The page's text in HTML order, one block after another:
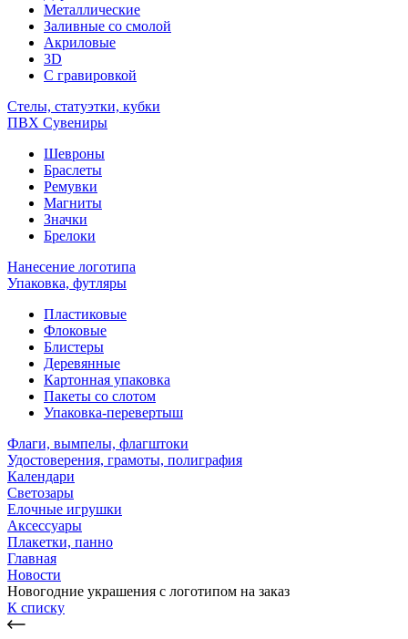
Металлические
Заливные со смолой
Акриловые
3D
C гравировкой
Стелы, статуэтки, кубки
ПВХ Сувениры
Шевроны
Браслеты
Ремувки
Магниты
Значки
Брелоки
Нанесение логотипа
Упаковка, футляры
Пластиковые
Флоковые
Блистеры
Деревянные
Картонная упаковка
Пакеты со слотом
Упаковка-перевертыш
Флаги, вымпелы, флагштоки
Удостоверения, грамоты, полиграфия
Календари
Светозары
Елочные игрушки
Аксессуары
Плакетки, панно
Главная
Новости
Новогодние украшения с логотипом на заказ
К списку